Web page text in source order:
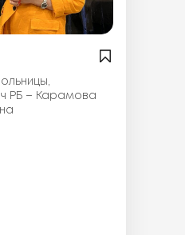
РБ – Карамова